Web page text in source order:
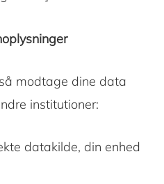
modtage dine data
institutioner:
datakilde, din enhed